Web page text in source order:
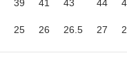
39 41 43 44
25 26 26.5 27